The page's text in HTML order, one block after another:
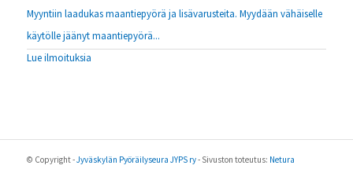
Myyntiin laadukas maantiepyörä ja lisävarusteita. Myydään vähäiselle
käytölle jäänyt maantiepyörä...
Lue ilmoituksia
© Copyright -Jyväskylän Pyöräilyseura JYPS ry- Sivuston toteutus: Netura